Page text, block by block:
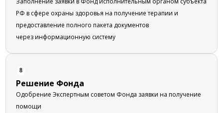
РФ в сфере охраны здоровья на получение терапии и
предоставление полного пакета документов
через информационную систему
8
Решение Фонда
Одобрение Экспертным советом Фонда заявки на получение
помощи